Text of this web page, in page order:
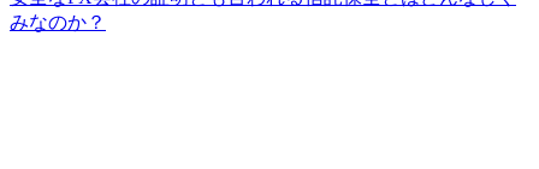
みなのか？